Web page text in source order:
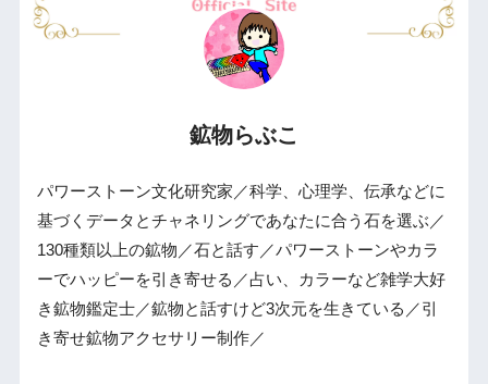
鉱物らぶこ
パワーストーン文化研究家／科学、心理学、伝承などに
基づくデータとチャネリングであなたに合う石を選ぶ／
130種類以上の鉱物／石と話す／パワーストーンやカラ
ーでハッピーを引き寄せる／占い、カラーなど雑学大好
き鉱物鑑定士／鉱物と話すけど3次元を生きている／引
き寄せ鉱物アクセサリー制作／